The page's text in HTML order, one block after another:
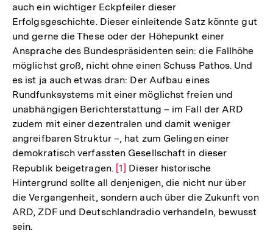
auch ein wichtiger Eckpfeiler dieser
Erfolgsgeschichte. Dieser einleitende Satz könnte gut
und gerne die These oder der Höhepunkt einer
Ansprache des Bundespräsidenten sein: die Fallhöhe
möglichst groß, nicht ohne einen Schuss Pathos. Und
es ist ja auch etwas dran: Der Aufbau eines
Rundfunksystems mit einer möglichst freien und
unabhängigen Berichterstattung – im Fall der ARD
zudem mit einer dezentralen und damit weniger
angreifbaren Struktur –, hat zum Gelingen einer
demokratisch verfassten Gesellschaft in dieser
Republik beigetragen. Zur
Auflösung
der
Fußnote
[1] Dieser historische
Hintergrund sollte all denjenigen, die nicht nur über
die Vergangenheit, sondern auch über die Zukunft von
ARD, ZDF und Deutschlandradio verhandeln, bewusst
sein.